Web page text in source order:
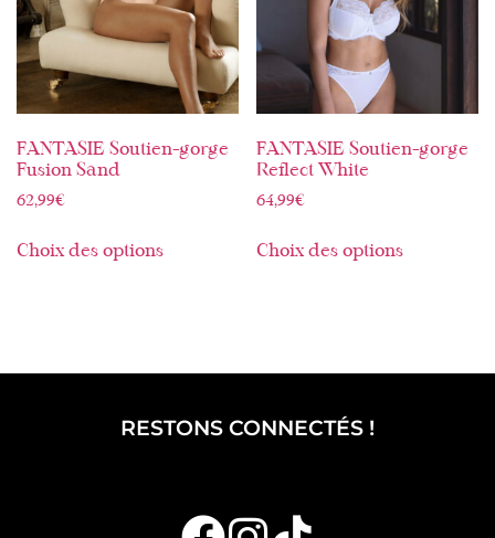
FANTASIE Soutien-gorge
Fusion Sand
62,99€
Choix des options
FANTASIE Soutien-gorge
Reflect White
64,99€
Choix des options
RESTONS CONNECTÉS !